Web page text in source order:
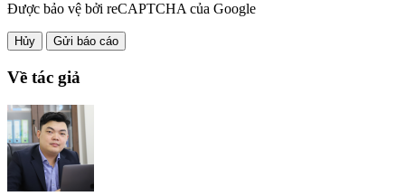
Được bảo vệ bởi reCAPTCHA của Google
Hủy Gửi báo cáo
Về tác giả